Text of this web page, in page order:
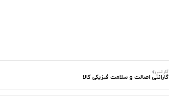
گارانتی
گارانتی اصالت و سلامت فیزیکی کالا